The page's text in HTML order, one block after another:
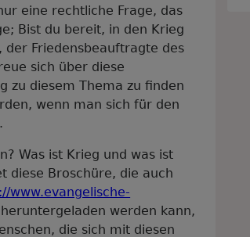
eine rechtliche Frage, das
Bist du bereit, in den Krieg
der Friedensbeauftragte des
sich über diese
zu diesem Thema zu finden
wenn man sich für den
Was ist Krieg und was ist
diese Broschüre, die auch
www.evangelische-
werden kann,
die sich mit diesen